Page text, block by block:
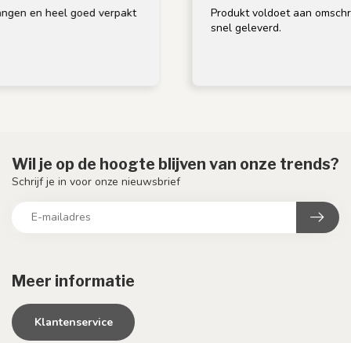
goed verpakt
Produkt voldoet aan omschrijving,
snel geleverd.
Meer informatie
Klantenservice
Wil je op de hoogte blijven van onze trends?
Schrijf je in voor onze nieuwsbrief